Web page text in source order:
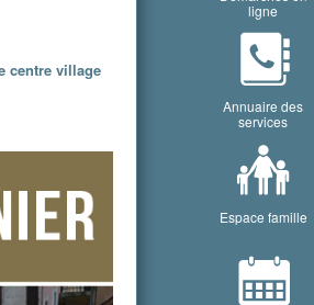
centre village
ligne
Annuaire des
services
Espace famille